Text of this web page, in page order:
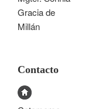
Gracia de
Millán
Contacto